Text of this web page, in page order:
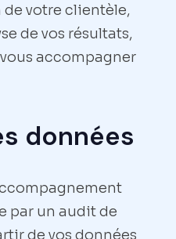
de votre clientèle,
de vos résultats,
accompagner
données
par un audit de
de vos données